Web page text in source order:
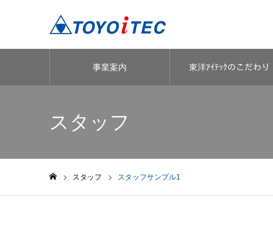
事業案内 東洋ｱｲﾃｯｸのこだわり
スタッフ
スタッフ スタッフサンプル1